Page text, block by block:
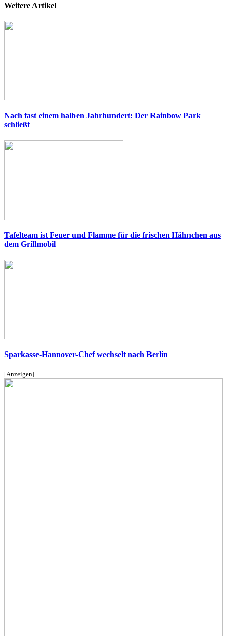
Weitere Artikel
Nach fast einem halben Jahrhundert: Der Rainbow Park
schließt
Tafelteam ist Feuer und Flamme für die frischen Hähnchen aus
dem Grillmobil
Sparkasse-Hannover-Chef wechselt nach Berlin
[Anzeigen]